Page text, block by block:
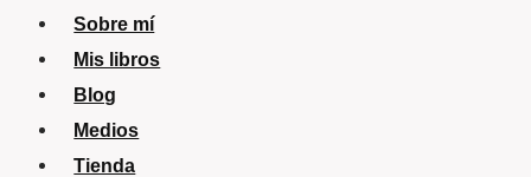
Sobre mí
Mis libros
Blog
Medios
Tienda